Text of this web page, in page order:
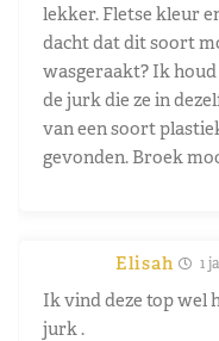
lekker. Fletse kleur
dacht dat dit soort
wasgeraakt? Ik
de jurk die ze in
van een soort
gevonden. Broek
Elisah 1
Ik vind deze top wel
jurk .